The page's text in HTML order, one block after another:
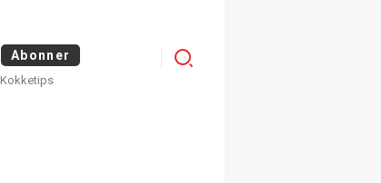
Abonner
Kokketips
Logg